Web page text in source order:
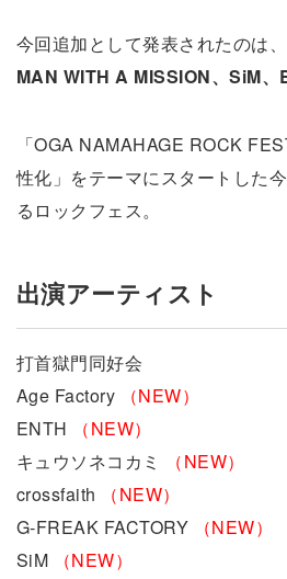
今回追加として発表されたのは、
MAN WITH A MISSION、SiM
「OGA NAMAHAGE ROCK
性化」をテーマにスタートした
るロックフェス。
出演アーティスト
打首獄門同好会
Age Factory
（NEW）
ENTH
（NEW）
キュウソネコカミ
（NEW）
crossfaith
（NEW）
G‑FREAK FACTORY
（NEW）
SiM
（NEW）